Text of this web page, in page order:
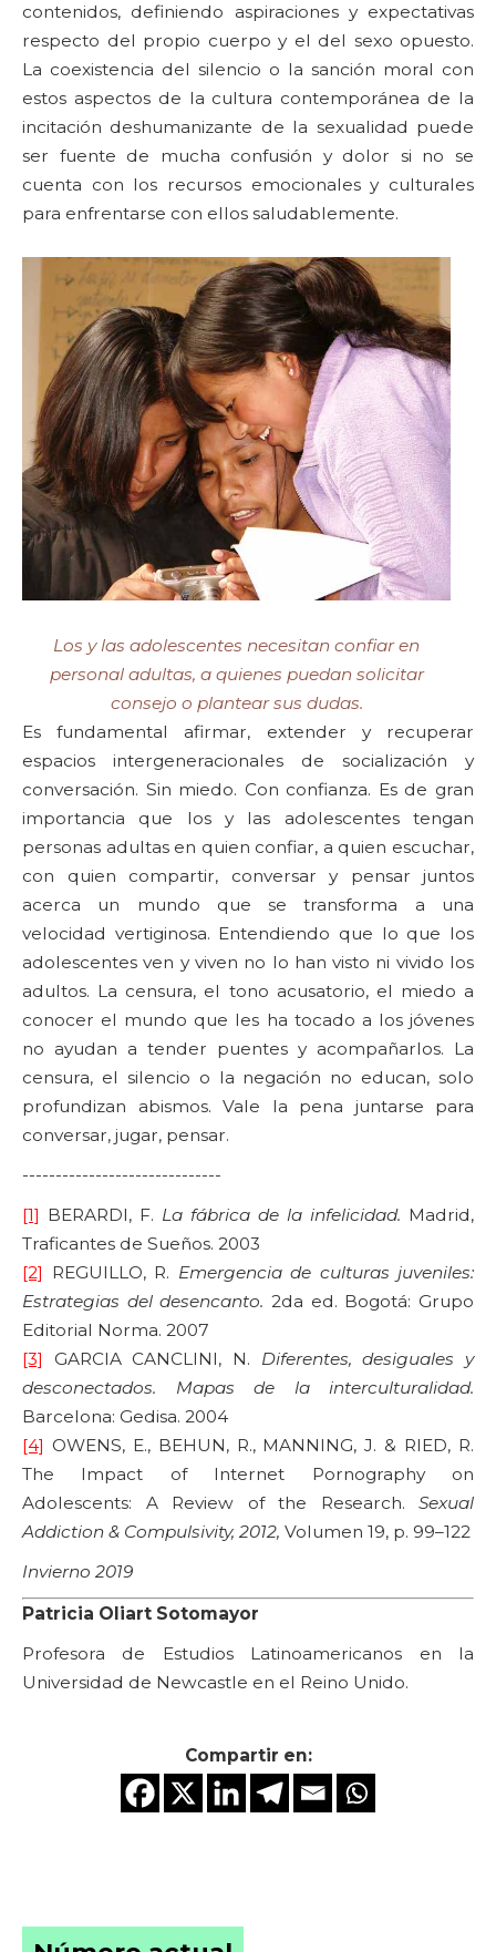
contenidos, definiendo aspiraciones y expectativas
respecto del propio cuerpo y el del sexo opuesto.
La coexistencia del silencio o la sanción moral con
estos aspectos de la cultura contemporánea de la
incitación deshumanizante de la sexualidad puede
ser fuente de mucha confusión y dolor si no se
cuenta con los recursos emocionales y culturales
para enfrentarse con ellos saludablemente.
Los y las adolescentes necesitan confiar en
personal adultas, a quienes puedan solicitar
consejo o plantear sus dudas.
Es fundamental afirmar, extender y recuperar
espacios intergeneracionales de socialización y
conversación. Sin miedo. Con confianza. Es de gran
importancia que los y las adolescentes tengan
personas adultas en quien confiar, a quien escuchar,
con quien compartir, conversar y pensar juntos
acerca un mundo que se transforma a una
velocidad vertiginosa. Entendiendo que lo que los
adolescentes ven y viven no lo han visto ni vivido los
adultos. La censura, el tono acusatorio, el miedo a
conocer el mundo que les ha tocado a los jóvenes
no ayudan a tender puentes y acompañarlos. La
censura, el silencio o la negación no educan, solo
profundizan abismos. Vale la pena juntarse para
conversar, jugar, pensar.
------------------------------
[1] BERARDI, F. La fábrica de la infelicidad. Madrid,
Traficantes de Sueños. 2003
[2] REGUILLO, R. Emergencia de culturas juveniles:
Estrategias del desencanto. 2da ed. Bogotá: Grupo
Editorial Norma. 2007
[3]
GARCIA CANCLINI, N. Diferentes, desiguales y
desconectados. Mapas de la interculturalidad.
Barcelona: Gedisa. 2004
[4] OWENS, E., BEHUN, R., MANNING, J. & RIED, R.
The Impact of Internet Pornography on
Adolescents: A Review of the Research. Sexual
Addiction & Compulsivity, 2012, Volumen 19, p. 99–122
Invierno 2019
Patricia Oliart Sotomayor
Profesora de Estudios Latinoamericanos en la
Universidad de Newcastle en el Reino Unido.
Compartir en: